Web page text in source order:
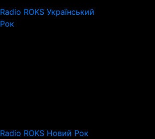
Radio ROKS Український
Рок
Radio ROKS Новий Рок